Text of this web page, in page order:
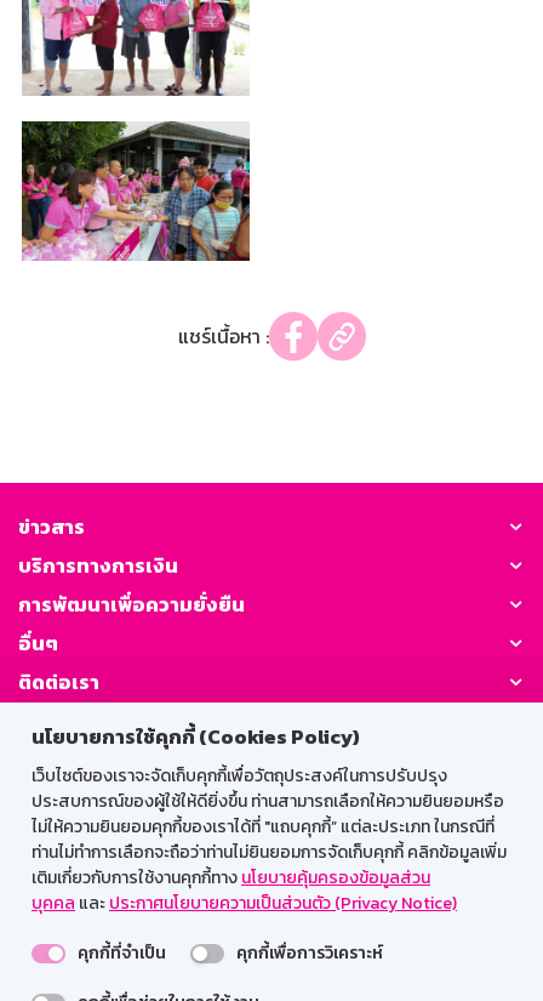
นโยบายการใช้คุกกี้ (Cookies Policy)
เว็บไซต์ของเราจะจัดเก็บคุกกี้เพื่อวัตถุประสงค์ในการปรับปรุง
ประสบการณ์ของผู้ใช้ให้ดียิ่งขึ้น ท่านสามารถเลือกให้ความยินยอมหรือ
ไม่ให้ความยินยอมคุกกี้ของเราได้ที่ "แถบคุกกี้” แต่ละประเภท ในกรณีที่
ท่านไม่ทำการเลือกจะถือว่าท่านไม่ยินยอมการจัดเก็บคุกกี้ คลิกข้อมูลเพิ่ม
เติมเกี่ยวกับการใช้งานคุกกี้ทางนโยบายคุ้มครองข้อมูลส่วน
บุคคล และประกาศนโยบายความเป็นส่วนตัว (Privacy Notice)
คุกกี้ที่จำเป็น
คุกกี้เพื่อการวิเคราะห์
แชร์เนื้อหา :
ข่าวสาร
บริการทางการเงิน
การพัฒนาเพื่อความยั่งยืน
อื่นๆ
ติดต่อเรา
GSB Society:
สำหรับพนักงาน
Web HR
GSB Wisdom
M-Search
เข้าสู่ระบบเน็ตเมล